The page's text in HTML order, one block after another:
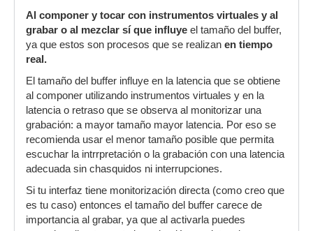
un proceso en tiempo real, ¿es correcto?.
Al componer y tocar con instrumentos virtuales y al
grabar o al mezclar sí que influye el tamaño del buffer,
ya que estos son procesos que se realizan en tiempo
real.
El tamaño del buffer influye en la latencia que se obtiene
al componer utilizando instrumentos virtuales y en la
latencia o retraso que se observa al monitorizar una
grabación: a mayor tamaño mayor latencia. Por eso se
recomienda usar el menor tamaño posible que permita
escuchar la intrrpretación o la grabación con una latencia
adecuada sin chasquidos ni interrupciones.
Si tu interfaz tiene monitorización directa (como creo que
es tu caso) entonces el tamaño del buffer carece de
importancia al grabar, ya que al activarla puedes